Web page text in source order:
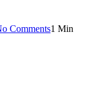
Comments1 Min